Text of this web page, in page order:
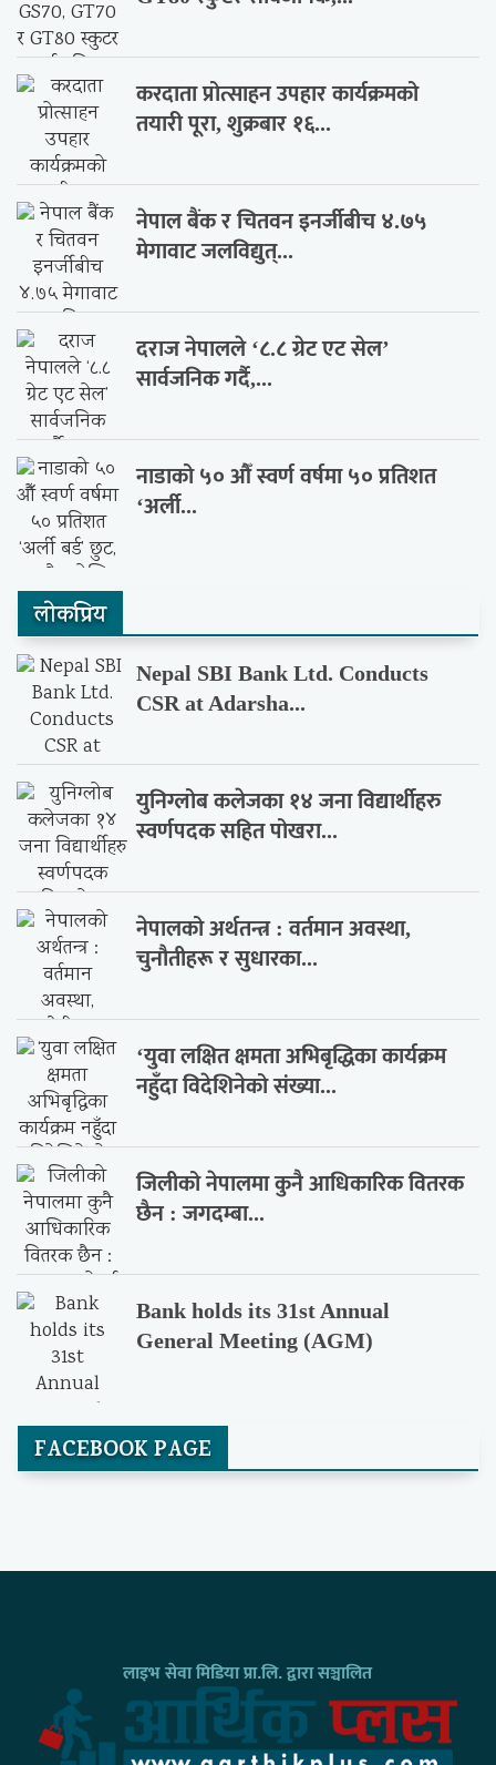
करदाता प्रोत्साहन उपहार कार्यक्रमको
तयारी पूरा, शुक्रबार १६...
नेपाल बैंक र चितवन इनर्जीबीच ४.७५
मेगावाट जलविद्युत्...
दराज नेपालले ‘८.८ ग्रेट एट सेल’
सार्वजनिक गर्दै,...
नाडाको ५० औँ स्वर्ण वर्षमा ५० प्रतिशत
‘अर्ली...
लाेकप्रिय
Nepal SBI Bank Ltd. Conducts
CSR at Adarsha...
युनिग्लोब कलेजका १४ जना विद्यार्थीहरु
स्वर्णपदक सहित पोखरा...
नेपालको अर्थतन्त्र : वर्तमान अवस्था,
चुनौतीहरू र सुधारका...
‘युवा लक्षित क्षमता अभिबृद्धिका कार्यक्रम
नहुँदा विदेशिनेको संख्या...
जिलीको नेपालमा कुनै आधिकारिक वितरक
छैन : जगदम्बा...
Bank holds its 31st Annual
General Meeting (AGM)
FACEBOOK PAGE
लाइभ सेवा मिडिया प्रा.लि. द्वारा सञ्चालित